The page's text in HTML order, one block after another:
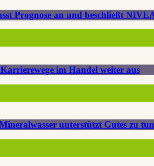
Prognose an und beschließt
im Handel weiter aus
unterstützt Gutes zu